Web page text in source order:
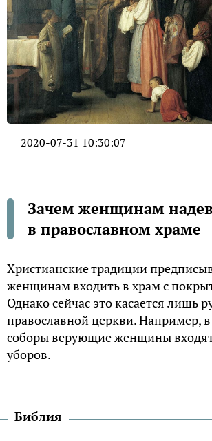
2020-07-31 10:30:07
Зачем женщинам
в православном храме
Христианские традиции
женщинам входить в храм с
Однако сейчас это касается лишь
православной церкви. Например, в
соборы верующие женщины
уборов.
Библия